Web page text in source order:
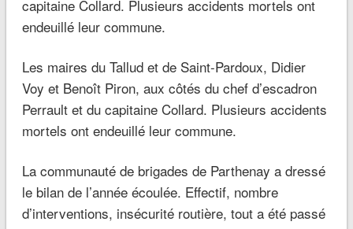
Les maires du Tallud et de Saint-Pardoux, Didier
Voy et Benoît Piron, aux côtés du chef d’escadron
Perrault et du capitaine Collard. Plusieurs accidents
mortels ont endeuillé leur commune.
La communauté de brigades de Parthenay a dressé
le bilan de l’année écoulée. Effectif, nombre
d’interventions, insécurité routière, tout a été passé